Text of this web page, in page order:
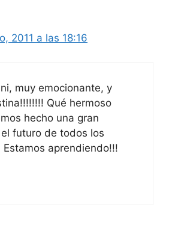
2011 a las 18:16
muy emocionante, y
Qué hermoso
hecho una gran
futuro de todos los
Estamos aprendiendo!!!